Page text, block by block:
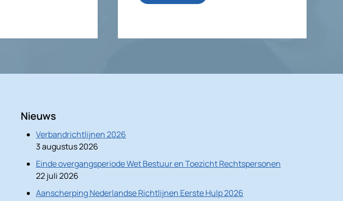
Nieuws
Verbandrichtlijnen 2026
3 augustus 2026
Einde overgangsperiode Wet Bestuur en Toezicht Rechtspersonen
22 juli 2026
Aanscherping Nederlandse Richtlijnen Eerste Hulp 2026